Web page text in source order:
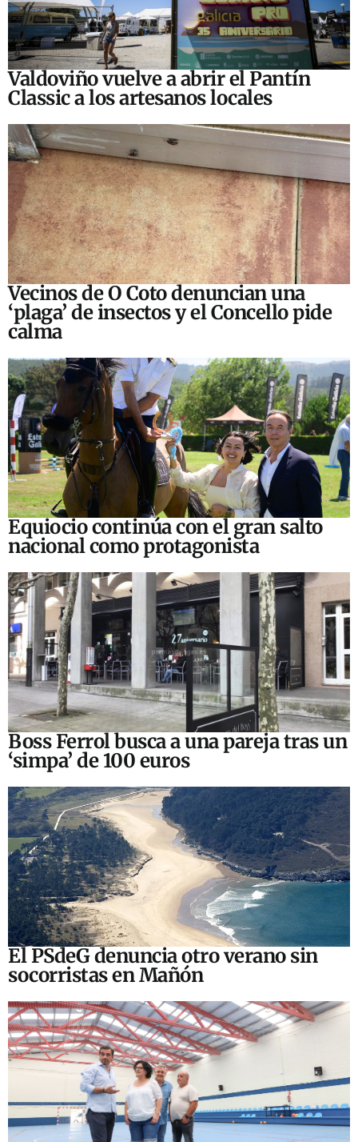
Valdoviño vuelve a abrir el Pantín
Classic a los artesanos locales
Vecinos de O Coto denuncian una
‘plaga’ de insectos y el Concello pide
calma
Equiocio continúa con el gran salto
nacional como protagonista
Boss Ferrol busca a una pareja tras un
‘simpa’ de 100 euros
El PSdeG denuncia otro verano sin
socorristas en Mañón